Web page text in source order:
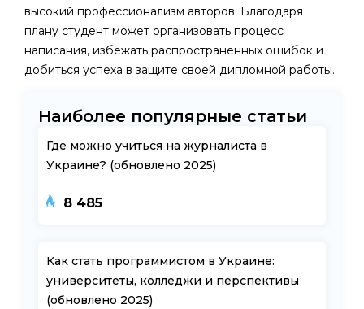
высокий профессионализм авторов. Благодаря
плану студент может организовать процесс
написания, избежать распространённых ошибок и
добиться успеха в защите своей дипломной работы.
Наиболее популярные статьи
Где можно учиться на журналиста в
Украине? (обновлено 2025)
8 485
Как стать программистом в Украине:
университеты, колледжи и перспективы
(обновлено 2025)